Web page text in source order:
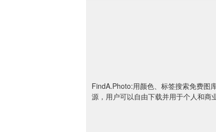
FindA.Photo:用颜色、标签搜索免费图
源，用户可以自由下载并用于个人和商